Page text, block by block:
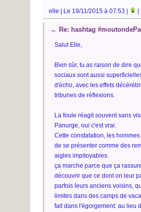
elle | Le 19/11/2015 à 07:53 |
← Re: hashtag
Salut Elle,
Bien sûr, tu as raison de dire
sociaux sont aussi
d'écho, avec les effets
tribunes de réflexions.
La foule réagit souvent sans
Panurge, oui c'est vrai.
Cette constatation, les
de se présenter comme des
aigles impitoyables.
ça marche parce que ça
découvrir que ce dont on leur
parfois leurs anciens voisins,
limites dans des camps de
fait dans l'égorgement: au lieu